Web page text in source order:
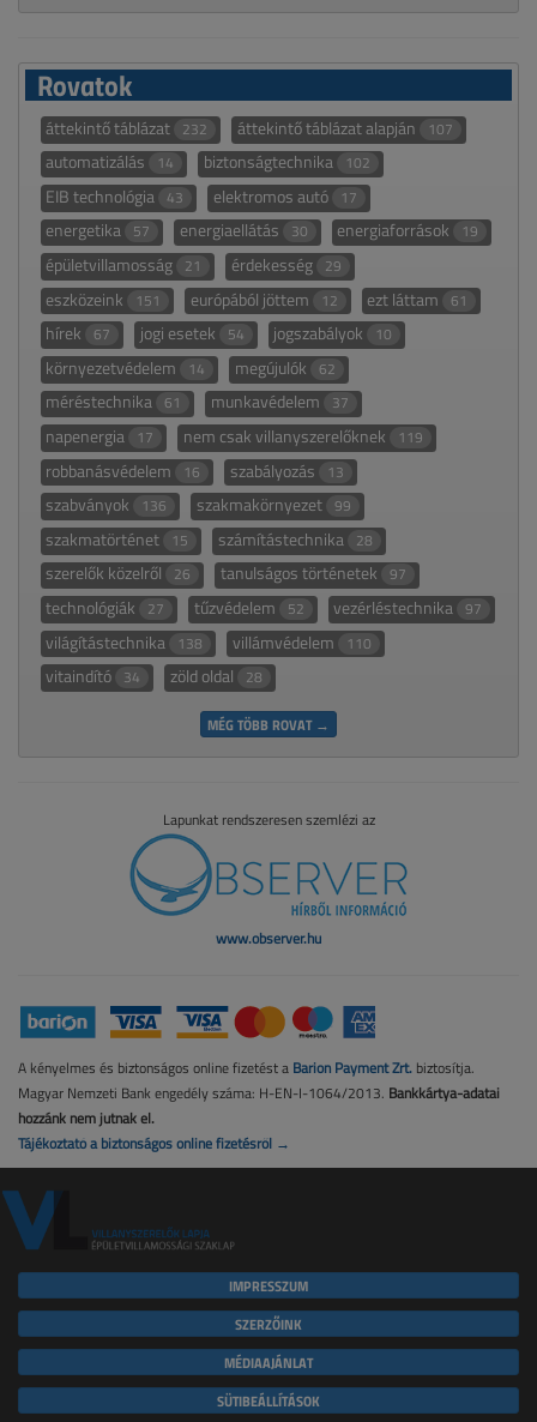
Rovatok
áttekintő táblázat 232 áttekintő táblázat alapján 107
automatizálás 14 biztonságtechnika 102
EIB technológia 43 elektromos autó 17
energetika 57 energiaellátás 30 energiaforrások 19
épületvillamosság 21 érdekesség 29
eszközeink 151 európából jöttem 12 ezt láttam 61
hírek 67 jogi esetek 54 jogszabályok 10
környezetvédelem 14 megújulók 62
méréstechnika 61 munkavédelem 37
napenergia 17 nem csak villanyszerelőknek 119
robbanásvédelem 16 szabályozás 13
szabványok 136 szakmakörnyezet 99
szakmatörténet 15 számítástechnika 28
szerelők közelről 26 tanulságos történetek 97
technológiák 27 tűzvédelem 52 vezérléstechnika 97
világítástechnika 138 villámvédelem 110
vitaindító 34 zöld oldal 28
MÉG TÖBB ROVAT →
Lapunkat rendszeresen szemlézi az
www.observer.hu
A kényelmes és biztonságos online fizetést a Barion Payment Zrt. biztosítja.
Magyar Nemzeti Bank engedély száma: H-EN-I-1064/2013. Bankkártya-adatai
hozzánk nem jutnak el.
Tájékoztató a biztonságos online fizetésről →
IMPRESSZUM
SZERZŐINK
MÉDIAAJÁNLAT
SÜTIBEÁLLÍTÁSOK